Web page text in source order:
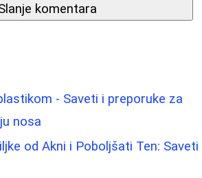
komentara
- Saveti i preporuke za
nosa
od Akni i Poboljšati Ten: Saveti